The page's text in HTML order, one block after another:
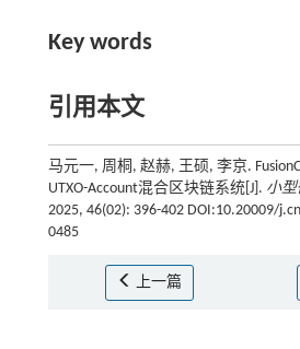
Key words
引用本文
马元一, 周桐, 赵赫, 王硕, 李京.
UTXO-Account混合区块链系统[J]. 小
2025, 46(02): 396-402 DOI:10.20009/
0485
上一篇